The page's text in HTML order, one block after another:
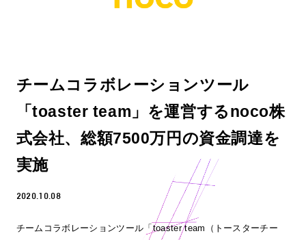
チームコラボレーションツール
「toaster team」を運営するnoco株
式会社、総額7500万円の資金調達を
実施
2020.10.08
チームコラボレーションツール「toaster team（トースターチー